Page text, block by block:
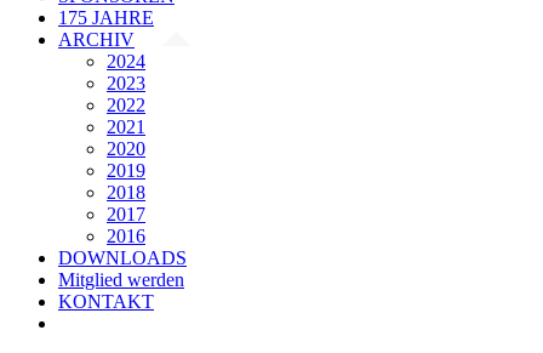
175 JAHRE
ARCHIV
2024
2023
2022
2021
2020
2019
2018
2017
2016
DOWNLOADS
Mitglied werden
KONTAKT